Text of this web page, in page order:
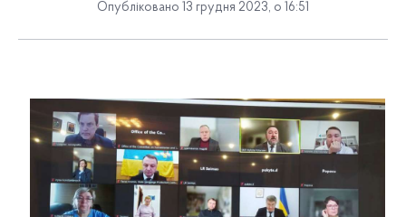
Опубліковано 13 грудня 2023, о 16:51